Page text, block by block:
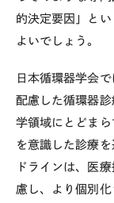
的決定要因」と
よいでしょう。
日本循環器学会で
配慮した循環器診
学領域にとどま
を意識した診療
ドラインは、医
慮し、より個別